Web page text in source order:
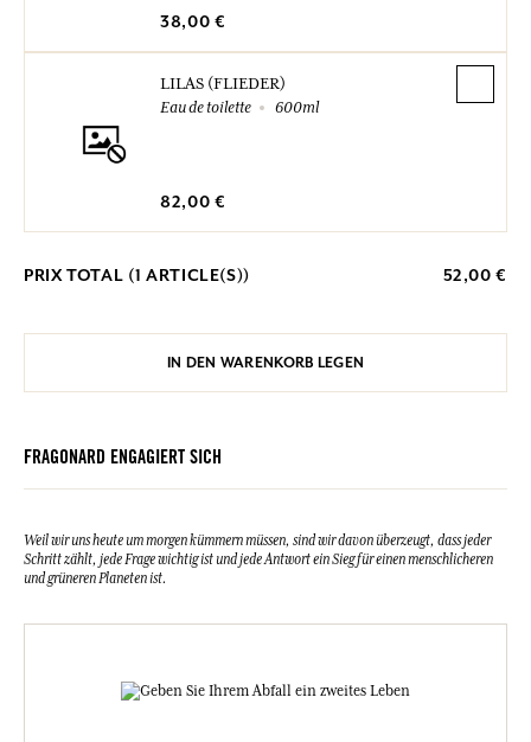
38,00 €
LILAS (FLIEDER)
Eau de toilette
600ml
82,00 €
PRIX TOTAL (1 ARTICLE(S)) 52,00 €
IN DEN WARENKORB LEGEN
FRAGONARD ENGAGIERT SICH
Weil wir uns heute um morgen kümmern müssen, sind wir davon überzeugt, dass jeder
Schritt zählt, jede Frage wichtig ist und jede Antwort ein Sieg für einen menschlicheren
und grüneren Planeten ist.